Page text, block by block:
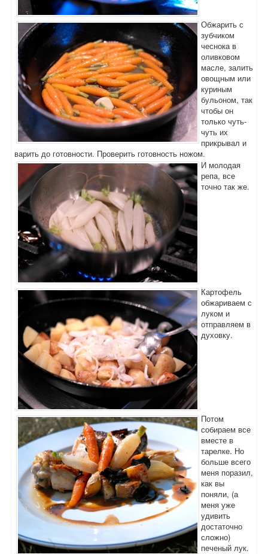
Обжарить с
зубчиком
чеснока в
оливковом
масле, залить
овощным или
куриным
бульоном, так
чтобы он
только чуть-
чуть их
прикрывал и
варить до готовности. Проверить готовность ножом.
И молодая
репа, все
точно так же.
Картофель
обжариваем с
луком и
отправляем в
духовку.
Потом
собираем все
вместе в
тарелке. Но
больше всего
меня поразил,
как вы
поняли, (а
меня уже
удивить
достаточно
сложно)
печеный лук.